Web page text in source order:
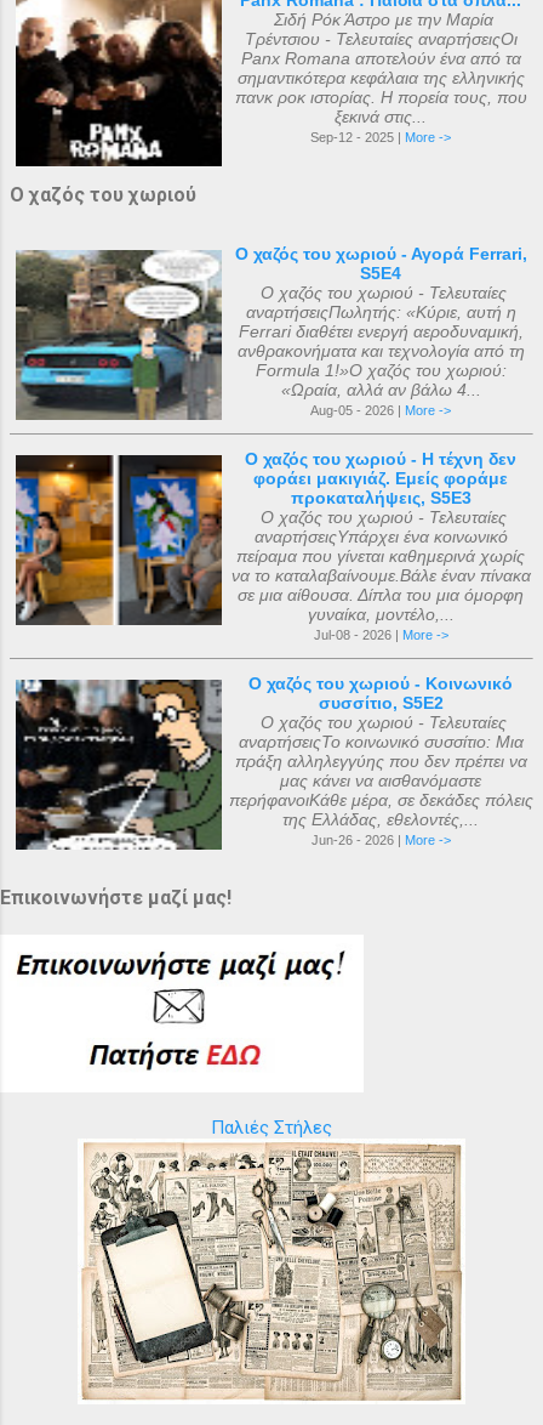
Σιδή Ρόκ Άστρο με την Μαρία
Τρέντσιου - Τελευταίες αναρτήσειςΟι
Panx Romana αποτελούν ένα από τα
σημαντικότερα κεφάλαια της ελληνικής
πανκ ροκ ιστορίας. Η πορεία τους, που
ξεκινά στις...
Sep-12 - 2025 | More ->
Ο χαζός του χωριού
Ο χαζός του χωριού - Αγορά Ferrari,
S5E4
Ο χαζός του χωριού - Τελευταίες
αναρτήσειςΠωλητής: «Κύριε, αυτή η
Ferrari διαθέτει ενεργή αεροδυναμική,
ανθρακονήματα και τεχνολογία από τη
Formula 1!»Ο χαζός του χωριού:
«Ωραία, αλλά αν βάλω 4...
Aug-05 - 2026 | More ->
Ο χαζός του χωριού - Η τέχνη δεν
φοράει μακιγιάζ. Εμείς φοράμε
προκαταλήψεις, S5E3
Ο χαζός του χωριού - Τελευταίες
αναρτήσειςΥπάρχει ένα κοινωνικό
πείραμα που γίνεται καθημερινά χωρίς
να το καταλαβαίνουμε.Βάλε έναν πίνακα
σε μια αίθουσα. Δίπλα του μια όμορφη
γυναίκα, μοντέλο,...
Jul-08 - 2026 | More ->
Ο χαζός του χωριού - Κοινωνικό
συσσίτιο, S5E2
Ο χαζός του χωριού - Τελευταίες
αναρτήσειςΤο κοινωνικό συσσίτιο: Μια
πράξη αλληλεγγύης που δεν πρέπει να
μας κάνει να αισθανόμαστε
περήφανοιΚάθε μέρα, σε δεκάδες πόλεις
της Ελλάδας, εθελοντές,...
Jun-26 - 2026 | More ->
Επικοινωνήστε μαζί μας!
Παλιές Στήλες